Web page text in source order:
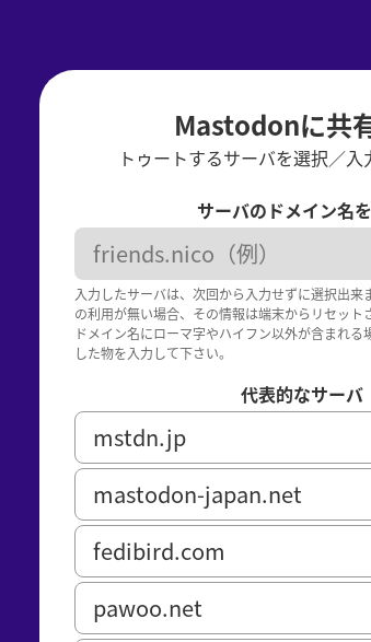
Mastodonに共
トゥートするサーバを選択／入
サーバのドメイン名
入力したサーバは、次回から入力せずに選択出来
の利用が無い場合、その情報は端末からリセット
ドメイン名にローマ字やハイフン以外が含まれる
した物を入力して下さい。
代表的なサーバ
mstdn.jp
mastodon-japan.net
fedibird.com
pawoo.net